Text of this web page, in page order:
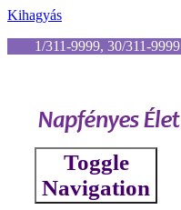
Kihagyás
1/311-9999, 30/311-9999
Toggle
Navigation